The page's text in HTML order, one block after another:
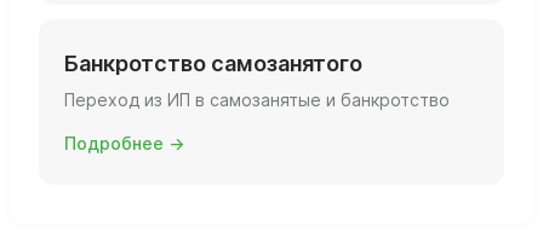
Банкротство самозанятого
Переход из ИП в самозанятые и банкротство
Подробнее →